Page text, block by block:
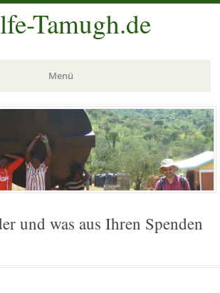
Tamugh.de
Menü
und was aus Ihren Spenden